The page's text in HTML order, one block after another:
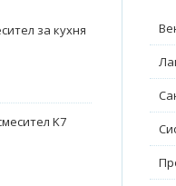
за кухня
K7